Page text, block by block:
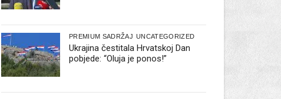
PREMIUM SADRŽAJ UNCATEGORIZED
Ukrajina čestitala Hrvatskoj Dan
pobjede: “Oluja je ponos!”